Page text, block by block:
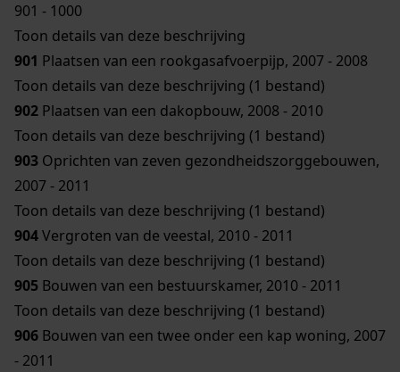
901 - 1000
Toon details van deze beschrijving
901 Plaatsen van een rookgasafvoerpijp, 2007 - 2008
Toon details van deze beschrijving (1 bestand)
902 Plaatsen van een dakopbouw, 2008 - 2010
Toon details van deze beschrijving (1 bestand)
903 Oprichten van zeven gezondheidszorggebouwen,
2007 - 2011
Toon details van deze beschrijving (1 bestand)
904Vergroten van de veestal, 2010 - 2011
Toon details van deze beschrijving (1 bestand)
905 Bouwen van een bestuurskamer, 2010 - 2011
Toon details van deze beschrijving (1 bestand)
906 Bouwen van een twee onder een kap woning, 2007
- 2011